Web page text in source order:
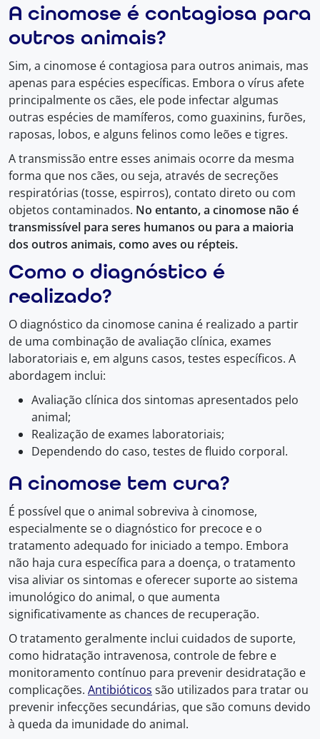
A cinomose é contagiosa para
outros animais?
Sim, a cinomose é contagiosa para outros animais, mas
apenas para espécies específicas. Embora o vírus afete
principalmente os cães, ele pode infectar algumas
outras espécies de mamíferos, como guaxinins, furões,
raposas, lobos, e alguns felinos como leões e tigres.
A transmissão entre esses animais ocorre da mesma
forma que nos cães, ou seja, através de secreções
respiratórias (tosse, espirros), contato direto ou com
objetos contaminados. No entanto, a cinomose não é
transmissível para seres humanos ou para a maioria
dos outros animais, como aves ou répteis.
Como o diagnóstico é
realizado?
O diagnóstico da cinomose canina é realizado a partir
de uma combinação de avaliação clínica, exames
laboratoriais e, em alguns casos, testes específicos. A
abordagem inclui:
Avaliação clínica dos sintomas apresentados pelo
animal;
Realização de exames laboratoriais;
Dependendo do caso, testes de fluido corporal.
A cinomose tem cura?
É possível que o animal sobreviva à cinomose,
especialmente se o diagnóstico for precoce e o
tratamento adequado for iniciado a tempo. Embora
não haja cura específica para a doença, o tratamento
visa aliviar os sintomas e oferecer suporte ao sistema
imunológico do animal, o que aumenta
significativamente as chances de recuperação.
O tratamento geralmente inclui cuidados de suporte,
como hidratação intravenosa, controle de febre e
monitoramento contínuo para prevenir desidratação e
complicações. Antibióticos são utilizados para tratar ou
prevenir infecções secundárias, que são comuns devido
à queda da imunidade do animal.